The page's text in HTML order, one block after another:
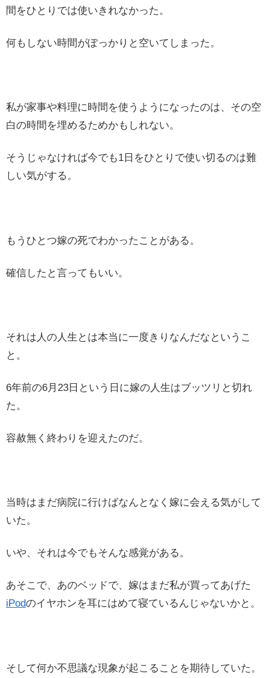
間をひとりでは使いきれなかった。
何もしない時間がぽっかりと空いてしまった。
私が家事や料理に時間を使うようになったのは、その空
白の時間を埋めるためかもしれない。
そうじゃなければ今でも1日をひとりで使い切るのは難
しい気がする。
もうひとつ嫁の死でわかったことがある。
確信したと言ってもいい。
それは人の人生とは本当に一度きりなんだなというこ
と。
6年前の6月23日という日に嫁の人生はブッツリと切れ
た。
容赦無く終わりを迎えたのだ。
当時はまだ病院に行けばなんとなく嫁に会える気がして
いた。
いや、それは今でもそんな感覚がある。
あそこで、あのベッドで、嫁はまだ私が買ってあげた
iPodのイヤホンを耳にはめて寝ているんじゃないかと。
そして何か不思議な現象が起こることを期待していた。